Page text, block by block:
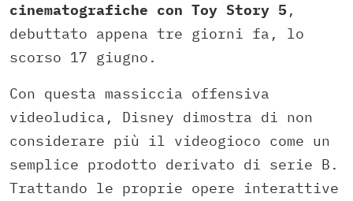
cinematografiche con Toy Story 5,
debuttato appena tre giorni fa, lo
scorso 17 giugno.
Con questa massiccia offensiva
videoludica, Disney dimostra di non
considerare più il videogioco come un
semplice prodotto derivato di serie B.
Trattando le proprie opere interattive